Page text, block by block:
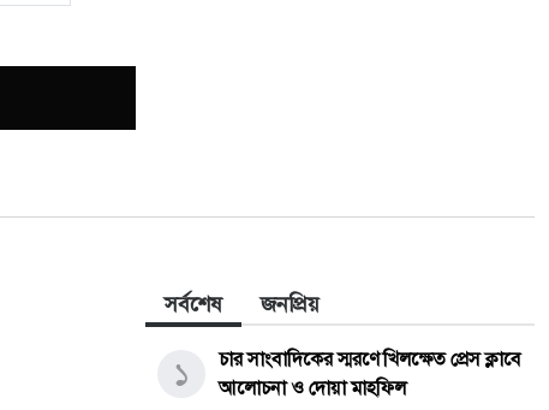
সর্বশেষ জনপ্রিয়
১
চার সাংবাদিকের স্মরণে খিলক্ষেত প্রেস ক্লাবে
আলোচনা ও দোয়া মাহফিল